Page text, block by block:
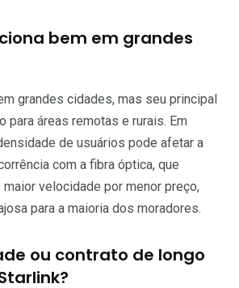
bem em grandes
grandes cidades, mas seu principal
para áreas remotas e rurais. Em
de usuários pode afetar a
com a fibra óptica, que
velocidade por menor preço,
para a maioria dos moradores.
ou contrato de longo